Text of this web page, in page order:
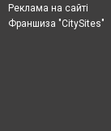
Реклама на сайті
Франшиза "CitySites"